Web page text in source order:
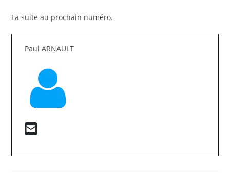
La suite au prochain numéro.
Paul ARNAULT